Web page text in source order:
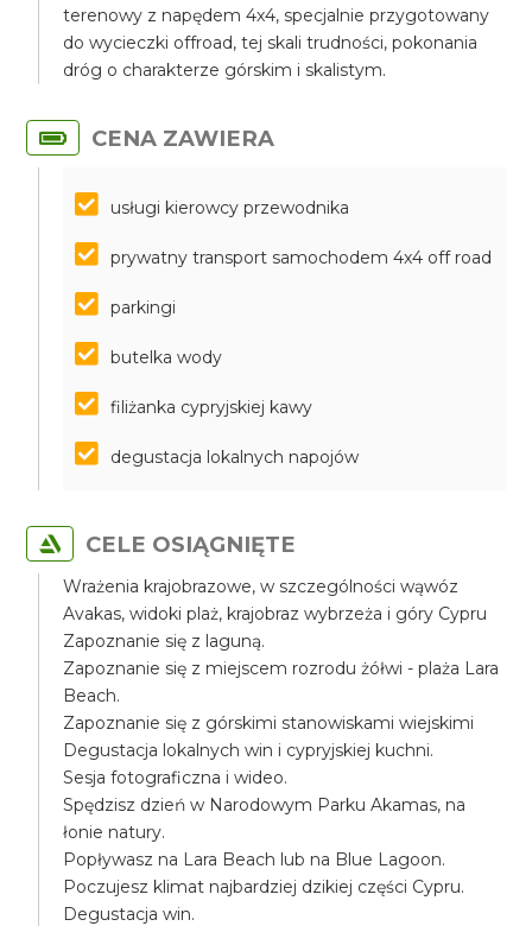
terenowy z napędem 4x4, specjalnie przygotowany
do wycieczki offroad, tej skali trudności, pokonania
dróg o charakterze górskim i skalistym.
CENA ZAWIERA
usługi kierowcy przewodnika
prywatny transport samochodem 4x4 off road
parkingi
butelka wody
filiżanka cypryjskiej kawy
degustacja lokalnych napojów
CELE OSIĄGNIĘTE
Wrażenia krajobrazowe, w szczególności wąwóz
Avakas, widoki plaż, krajobraz wybrzeża i góry Cypru
Zapoznanie się z laguną.
Zapoznanie się z miejscem rozrodu żółwi - plaża Lara
Beach.
Zapoznanie się z górskimi stanowiskami wiejskimi
Degustacja lokalnych win i cypryjskiej kuchni.
Sesja fotograficzna i wideo.
Spędzisz dzień w Narodowym Parku Akamas, na
łonie natury.
Popływasz na Lara Beach lub na Blue Lagoon.
Poczujesz klimat najbardziej dzikiej części Cypru.
Degustacja win.